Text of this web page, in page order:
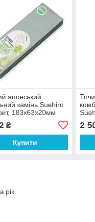
японський
камінь Suehiro
183х63х20мм
₴
Купити
2
рік